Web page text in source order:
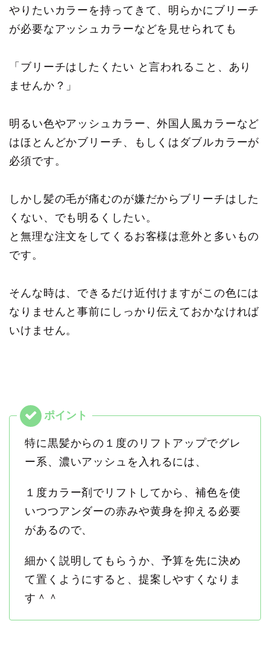
やりたいカラーを持ってきて、明らかにブリーチ
が必要なアッシュカラーなどを見せられても
「ブリーチはしたくたい と言われること、あり
ませんか？」
明るい色やアッシュカラー、外国人風カラーなど
はほとんどかブリーチ、もしくはダブルカラーが
必須です。
しかし髪の毛が痛むのが嫌だからブリーチはした
くない、でも明るくしたい。
と無理な注文をしてくるお客様は意外と多いもの
です。
そんな時は、できるだけ近付けますがこの色には
なりませんと事前にしっかり伝えておかなければ
いけません。
特に黒髪からの１度のリフトアップでグレ
ー系、濃いアッシュを入れるには、
１度カラー剤でリフトしてから、補色を使
いつつアンダーの赤みや黄身を抑える必要
があるので、
細かく説明してもらうか、予算を先に決め
て置くようにすると、提案しやすくなりま
す＾＾